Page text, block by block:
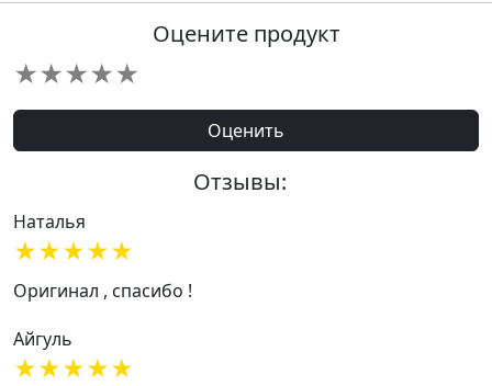
Оцените продукт
★
★
★
★
★
Оценить
Отзывы:
Наталья
★
★
★
★
★
Оригинал , спасибо !
Айгуль
★
★
★
★
★